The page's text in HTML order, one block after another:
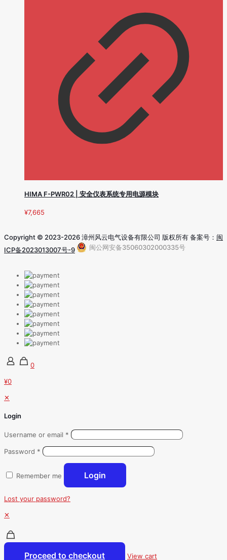
HIMA F-PWR02 | 安全仪表系统专用电源模块
¥7,665
Copyright © 2023-2026 漳州风云电气设备有限公司 版权所有 备案号： 闽
ICP备2023013007号-9
闽公网安备35060302000335号
0
¥0
✕
Login
Username or email *
Password *
Remember me Login
Lost your password?
✕
Proceed to checkout View cart